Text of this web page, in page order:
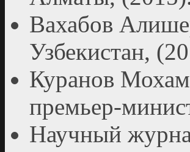
Вахабов
Узбекистан,
Куранов
премьер-
Научный